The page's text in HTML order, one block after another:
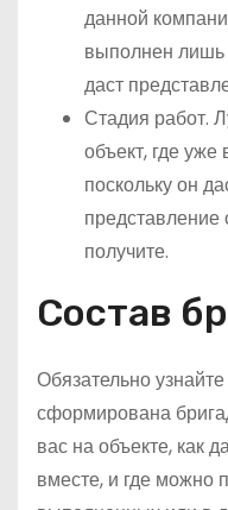
данной
выполнен лишь
даст
Стадия работ.
объект, где
поскольку он
представление
получите.
Состав
Обязательно
сформирована
вас на объекте, как
вместе, и где можно